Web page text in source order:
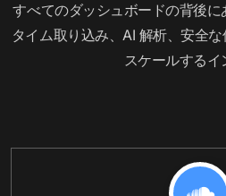
すべてのダッシュボードの背後
タイム取り込み、AI 解析、安全
スケールするイ